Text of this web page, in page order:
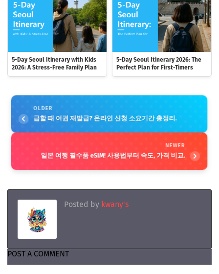
5-Day Seoul Itinerary with Kids
2026: A Stress-Free Family Plan
5-Day Seoul Itinerary 2026: The
Perfect Plan for First-Timers
OLDER
급할 때 여권 재발급? 온라인 신청 소요기간 총정리.
NEWER
일본 여행 필수품 eSIM! 사용법부터 속도, 가격 비교.
Posted by kwany's
POST A COMMENT